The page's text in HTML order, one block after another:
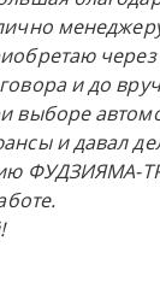
и до
выборе
и давал
ФУДЗИЯМА-